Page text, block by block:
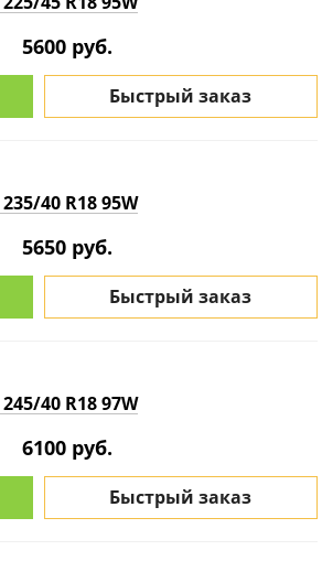
5600 руб.
Быстрый заказ
235/40 R18 95W
5650 руб.
Быстрый заказ
245/40 R18 97W
6100 руб.
Быстрый заказ